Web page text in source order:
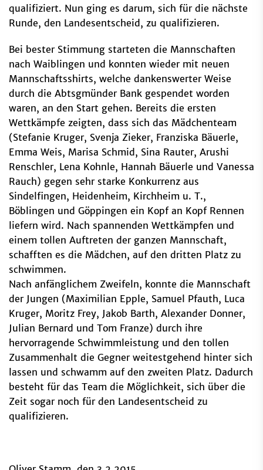
qualifiziert. Nun ging es darum, sich für die nächste
Runde, den Landesentscheid, zu qualifizieren.
Bei bester Stimmung starteten die Mannschaften
nach Waiblingen und konnten wieder mit neuen
Mannschaftsshirts, welche dankenswerter Weise
durch die Abtsgmünder Bank gespendet worden
waren, an den Start gehen. Bereits die ersten
Wettkämpfe zeigten, dass sich das Mädchenteam
(Stefanie Kruger, Svenja Zieker, Franziska Bäuerle,
Emma Weis, Marisa Schmid, Sina Rauter, Arushi
Renschler, Lena Kohnle, Hannah Bäuerle und Vanessa
Rauch) gegen sehr starke Konkurrenz aus
Sindelfingen, Heidenheim, Kirchheim u. T.,
Böblingen und Göppingen ein Kopf an Kopf Rennen
liefern wird. Nach spannenden Wettkämpfen und
einem tollen Auftreten der ganzen Mannschaft,
schafften es die Mädchen, auf den dritten Platz zu
schwimmen.
Nach anfänglichem Zweifeln, konnte die Mannschaft
der Jungen (Maximilian Epple, Samuel Pfauth, Luca
Kruger, Moritz Frey, Jakob Barth, Alexander Donner,
Julian Bernard und Tom Franze) durch ihre
hervorragende Schwimmleistung und den tollen
Zusammenhalt die Gegner weitestgehend hinter sich
lassen und schwamm auf den zweiten Platz. Dadurch
besteht für das Team die Möglichkeit, sich über die
Zeit sogar noch für den Landesentscheid zu
qualifizieren.